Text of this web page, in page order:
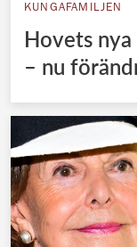
KUNGAFAMILJEN
Hovets
– nu